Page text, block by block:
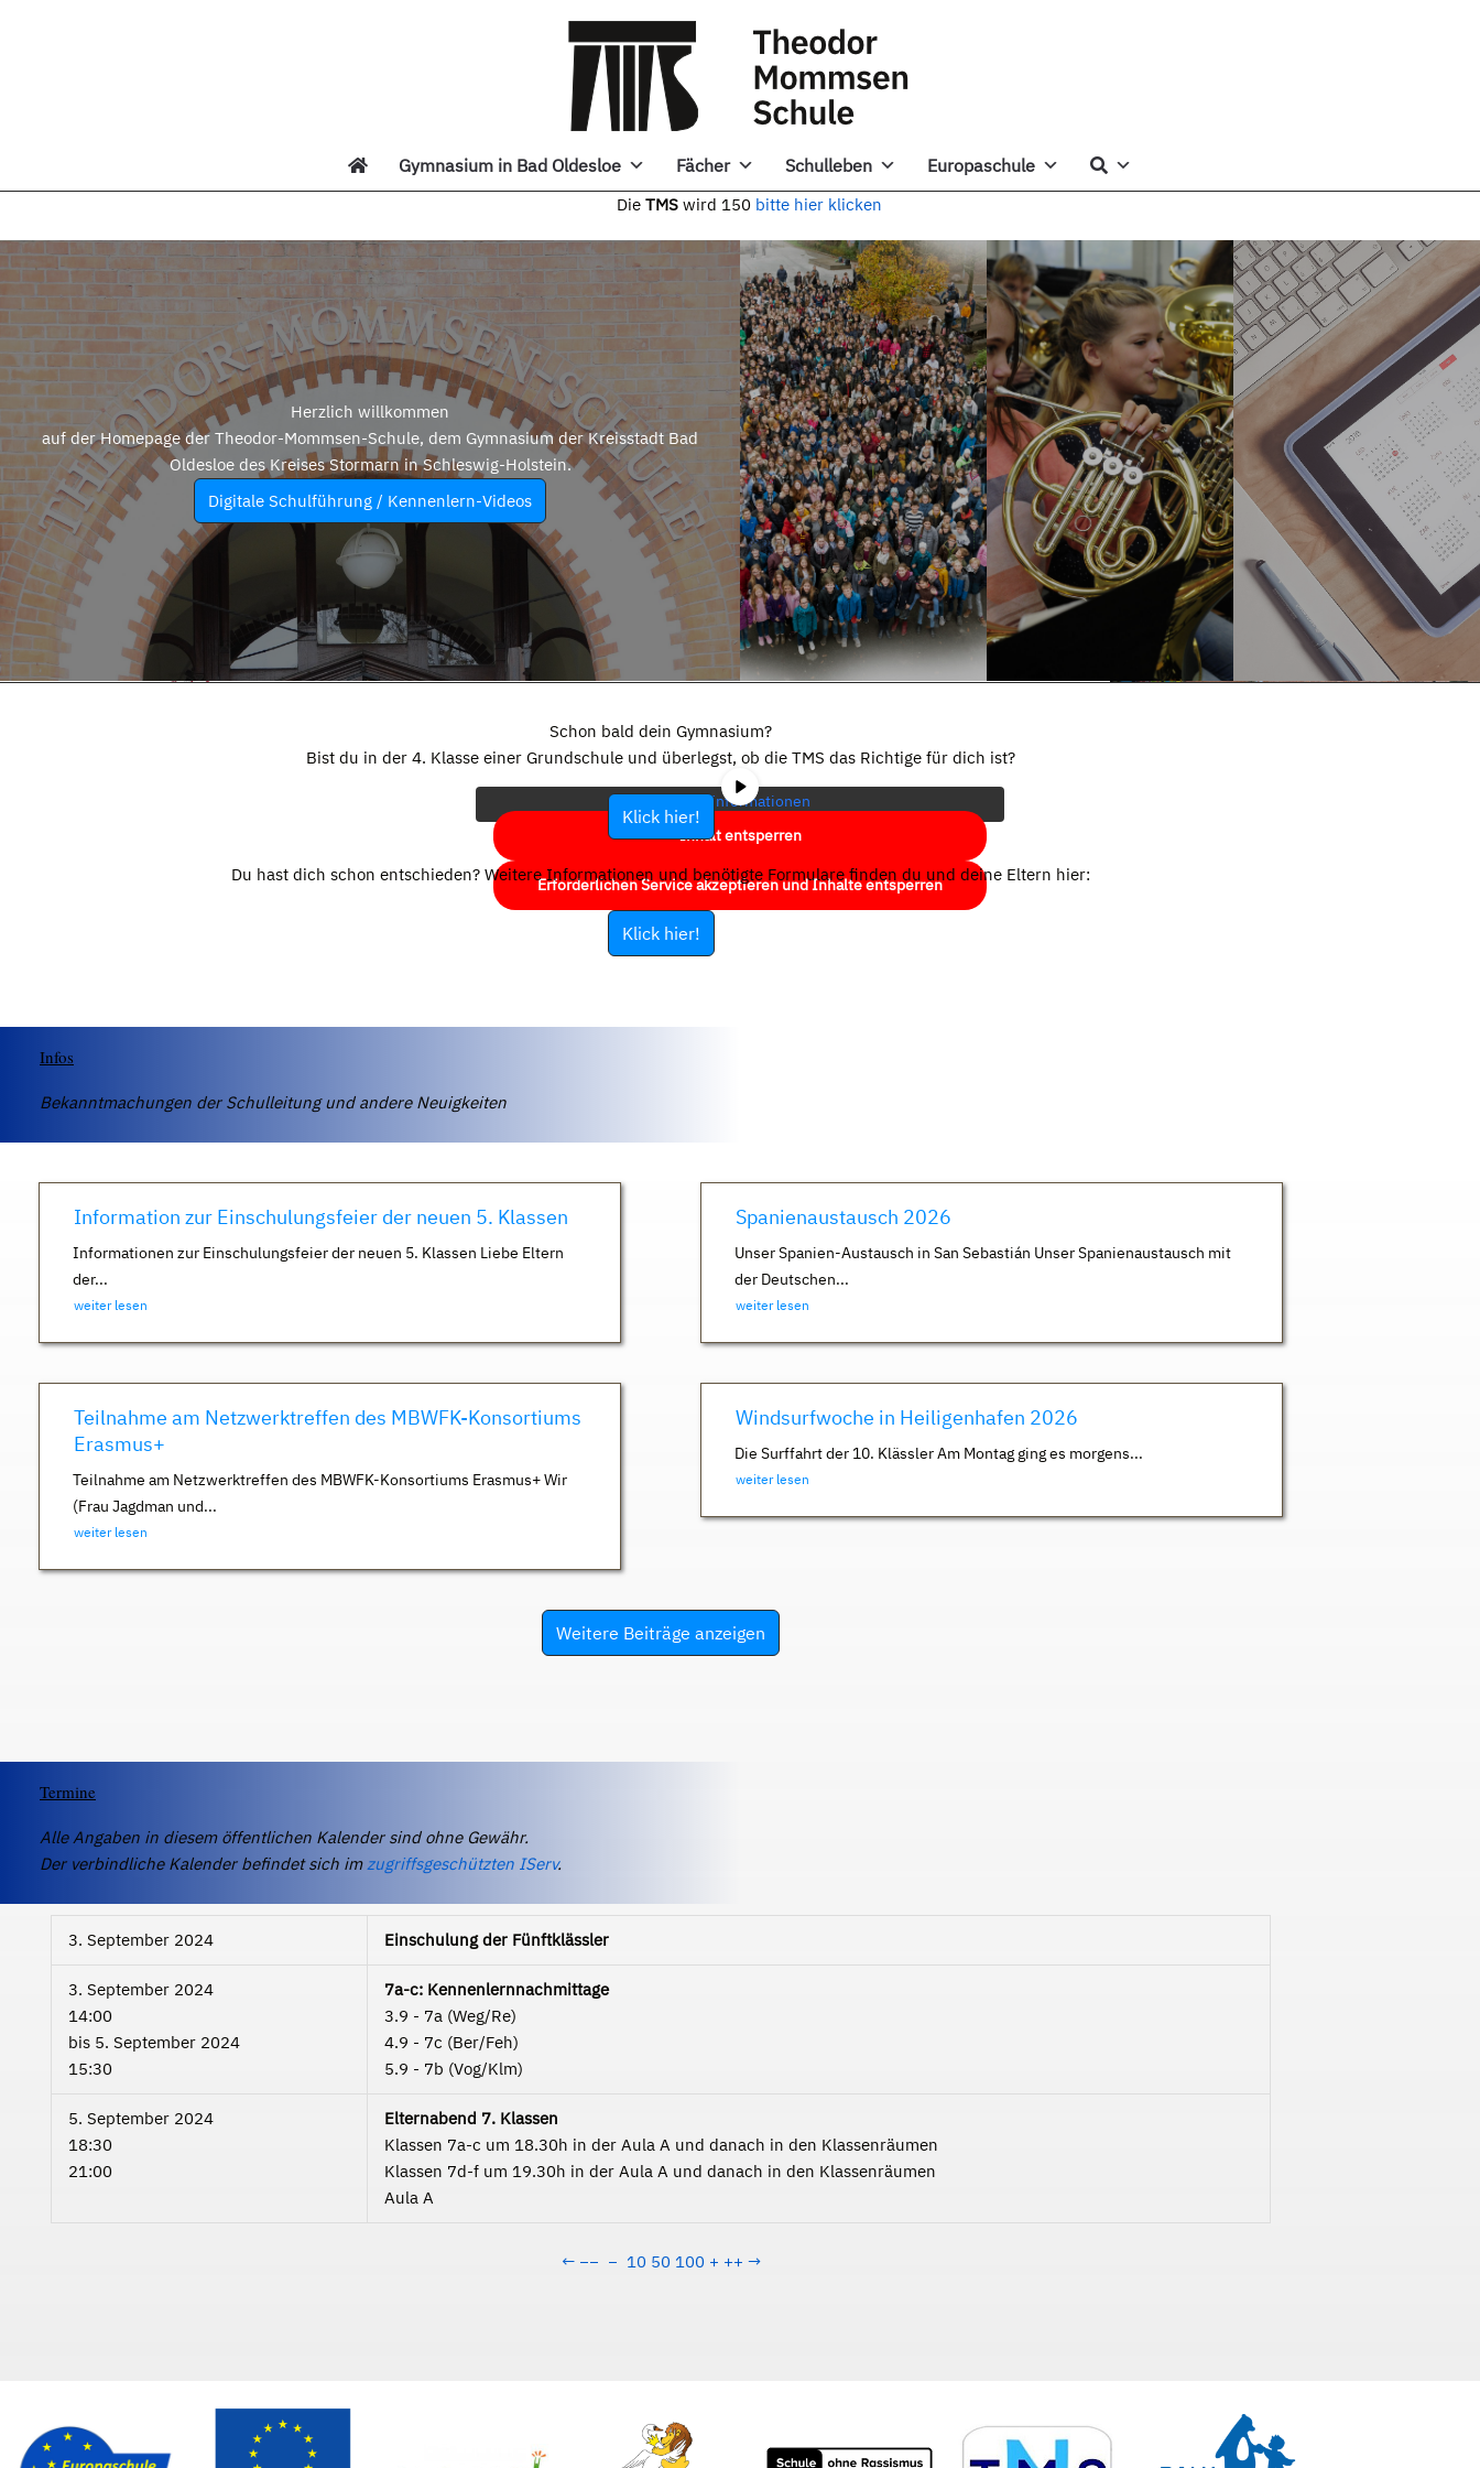
Gymnasium in Bad Oldesloe Fächer Schulleben Europaschule
Die TMS wird 150 bitte hier klicken
Herzlich willkommen
auf der Homepage der Theodor-Mommsen-Schule, dem Gymnasium der Kreisstadt Bad
Oldesloe des Kreises Stormarn in Schleswig-Holstein.
Digitale Schulführung / Kennenlern-Videos
eigentlichen Inhalt zuzugreifen, klicken Sie auf die Schaltfläche unten.
Bitte beachten Sie, dass dabei Daten an Drittanbieter weitergegeben
werden.
Mehr Informationen
Inhalt entsperren
Erforderlichen Service akzeptieren und Inhalte entsperren
Schon bald dein Gymnasium?
Bist du in der 4. Klasse einer Grundschule und überlegst, ob die TMS das Richtige für dich ist?
Klick hier!
Du hast dich schon entschieden? Weitere Informationen und benötigte Formulare finden du und deine Eltern hier:
Klick hier!
Infos
Bekanntmachungen der Schulleitung und andere Neuigkeiten
Information zur Einschulungsfeier der neuen 5. Klassen
Informationen zur Einschulungsfeier der neuen 5. Klassen Liebe Eltern
der...
weiter lesen
Spanienaustausch 2026
Unser Spanien-Austausch in San Sebastián Unser Spanienaustausch mit
der Deutschen...
weiter lesen
Teilnahme am Netzwerktreffen des MBWFK-Konsortiums
Erasmus+
Teilnahme am Netzwerktreffen des MBWFK-Konsortiums Erasmus+ Wir
(Frau Jagdman und...
weiter lesen
Windsurfwoche in Heiligenhafen 2026
Die Surffahrt der 10. Klässler Am Montag ging es morgens...
weiter lesen
Weitere Beiträge anzeigen
Termine
Alle Angaben in diesem öffentlichen Kalender sind ohne Gewähr.
Der verbindliche Kalender befindet sich imzugriffsgeschützten IServ.
3. September 2024 Einschulung der Fünftklässler
3. September 2024
14:00
bis 5. September 2024
15:30
7a-c: Kennenlernnachmittage
3.9 - 7a (Weg/Re)
4.9 - 7c (Ber/Feh)
5.9 - 7b (Vog/Klm)
5. September 2024
18:30
21:00
Elternabend 7. Klassen
Klassen 7a-c um 18.30h in der Aula A und danach in den Klassenräumen
Klassen 7d-f um 19.30h in der Aula A und danach in den Klassenräumen
Aula A
← −− − 10 50 100 + ++ →